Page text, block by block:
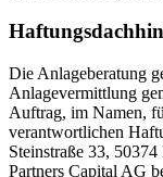
Die Anlageberatung
Anlagevermittlung
Auftrag, im Namen,
verantwortlichen
Steinstraße 33,
Partners Capital AG